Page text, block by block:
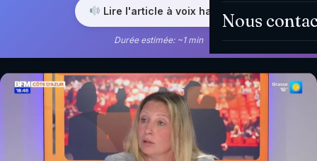
Nous
Lire l'article à voix haute
Durée estimée: ~1 min